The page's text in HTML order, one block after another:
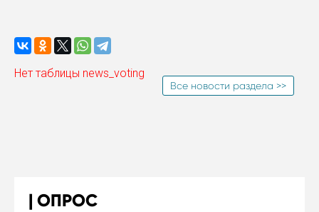
Нет таблицы news_voting
Все новости раздела >>
ОПРОС